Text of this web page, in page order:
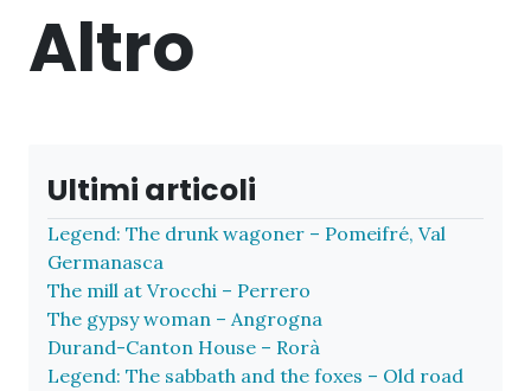
Altro
Ultimi articoli
Legend: The drunk wagoner – Pomeifré, Val
Germanasca
The mill at Vrocchi – Perrero
The gypsy woman – Angrogna
Durand-Canton House – Rorà
Legend: The sabbath and the foxes – Old road